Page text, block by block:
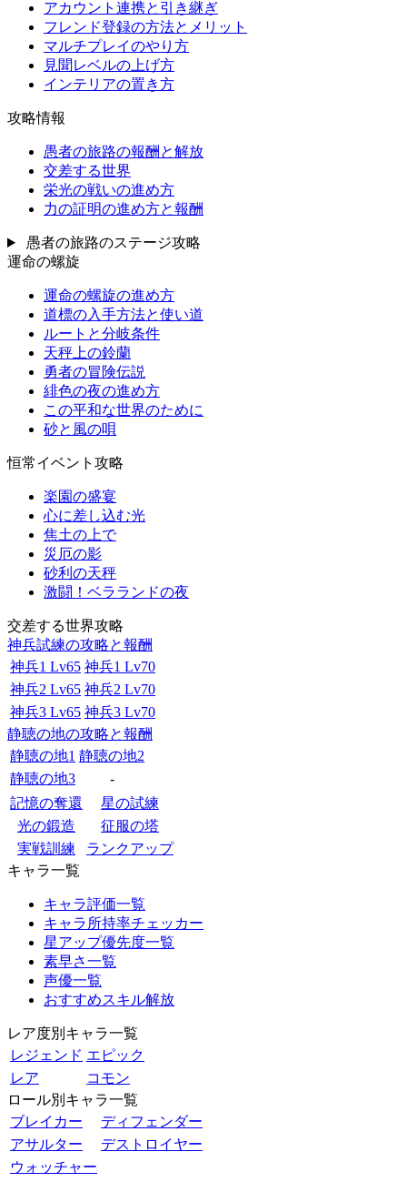
アカウント連携と引き継ぎ
フレンド登録の方法とメリット
マルチプレイのやり方
見聞レベルの上げ方
インテリアの置き方
攻略情報
愚者の旅路の報酬と解放
交差する世界
栄光の戦いの進め方
力の証明の進め方と報酬
愚者の旅路のステージ攻略
運命の螺旋
運命の螺旋の進め方
道標の入手方法と使い道
ルートと分岐条件
天秤上の鈴蘭
勇者の冒険伝説
緋色の夜の進め方
この平和な世界のために
砂と風の唄
恒常イベント攻略
楽園の盛宴
心に差し込む光
焦土の上で
災厄の影
砂利の天秤
激闘！ベラランドの夜
交差する世界攻略
神兵試練の攻略と報酬
神兵1 Lv65 神兵1 Lv70
神兵2 Lv65 神兵2 Lv70
神兵3 Lv65 神兵3 Lv70
静聴の地の攻略と報酬
静聴の地1 静聴の地2
静聴の地3
-
記憶の奪還
星の試練
光の鍛造
征服の塔
実戦訓練
ランクアップ
キャラ一覧
キャラ評価一覧
キャラ所持率チェッカー
星アップ優先度一覧
素早さ一覧
声優一覧
おすすめスキル解放
レア度別キャラ一覧
レジェンド エピック
レア
コモン
ロール別キャラ一覧
ブレイカー
ディフェンダー
アサルター
デストロイヤー
ウォッチャー